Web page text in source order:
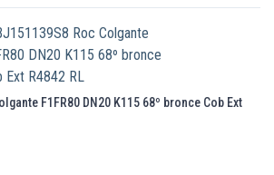
F1FR80 DN20 K115 68º bronce Cob Ext